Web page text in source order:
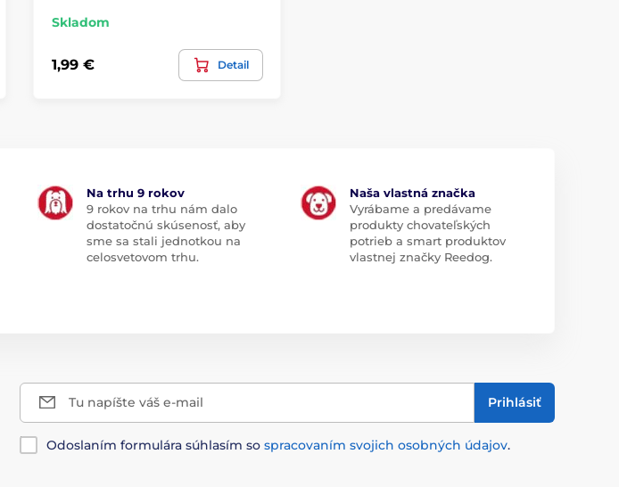
Skladom
1,99 € Detail
Na trhu 9 rokov
9 rokov na trhu nám dalo
dostatočnú skúsenosť, aby
sme sa stali jednotkou na
celosvetovom trhu.
Naša vlastná značka
Vyrábame a predávame
produkty chovateľských
potrieb a smart produktov
vlastnej značky Reedog.
Tu napíšte váš e-mail Prihlásiť
Odoslaním formulára súhlasím so spracovaním svojich osobných údajov.